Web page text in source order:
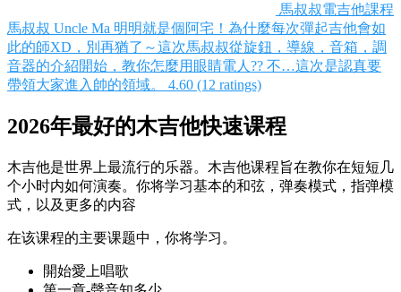
馬叔叔電吉他課程
馬叔叔 Uncle Ma 明明就是個阿宅！為什麼每次彈起吉他會如
此的師XD，別再猶了～這次馬叔叔從旋鈕，導線，音箱，調
音器的介紹開始，教你怎麼用眼睛電人?? 不…這次是認真要
帶領大家進入帥的領域。
4.60 (12 ratings)
2026年最好的木吉他快速课程
木吉他是世界上最流行的乐器。木吉他课程旨在教你在短短几
个小时内如何演奏。你将学习基本的和弦，弹奏模式，指弹模
式，以及更多的内容
在该课程的主要课题中，你将学习。
開始愛上唱歌